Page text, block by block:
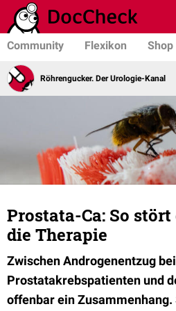
Community Flexikon Shop
Röhrengucker. Der Urologie-Kanal
Prostata-Ca: So
die Therapie
ZwischenAndrogenentzug bei
Prostatakrebspatienten und
offenbar ein